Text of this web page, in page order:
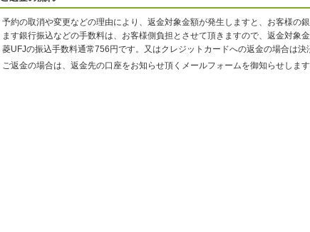
予約の取消や変更などの理由により、返金対象金額が発生しますと、お客様の
ます銀行振込などの手数料は、お客様側負担とさせて頂きますので、返金対象
菱UFJの振込手数料通常756円です。又はクレジットカードへの返金の場合は決
ご返金の場合は、返金先の口座をお知らせ頂くメールフォームを御知らせしま